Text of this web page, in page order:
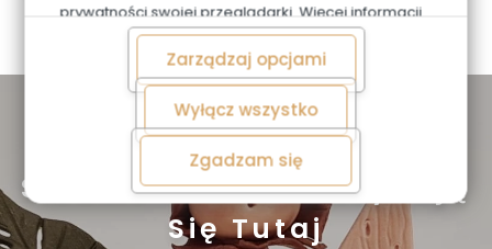
prywatności swojej przeglądarki. Więcej informacji
o przetwarzaniu danych znajdziesz wPolityce
Zarządzaj opcjami
Wyłącz wszystko
Zgadzam się
Zapoznaj się z naszą ofertą
Słodkie Chwile Zaczynają
Się Tutaj